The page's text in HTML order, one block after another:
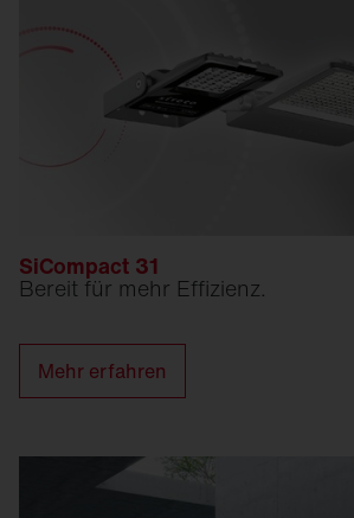
SiCompact 31
Bereit für mehr Effizienz.
Mehr erfahren